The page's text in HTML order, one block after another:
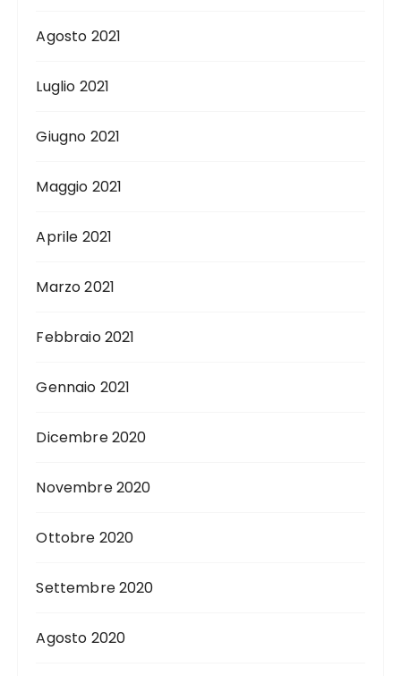
Agosto 2021
Luglio 2021
Giugno 2021
Maggio 2021
Aprile 2021
Marzo 2021
Febbraio 2021
Gennaio 2021
Dicembre 2020
Novembre 2020
Ottobre 2020
Settembre 2020
Agosto 2020